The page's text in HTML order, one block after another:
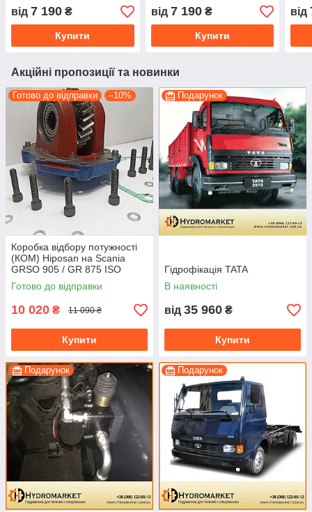
від 7 190 ₴
Купити
від 7 190₴
Купити
від
Акційні пропозиції та новинки
Готово до відправки –10%
Коробка відбору потужності
(КОМ) Hiposan на Scania
GRSO 905 / GR 875 ISO
(пневматична)
Готово до відправки
10 020 ₴ 11 090 ₴
Купити
Подарунок
Гідрофікація TATA
В наявності
від 35 960 ₴
Купити
Подарунок Подарунок